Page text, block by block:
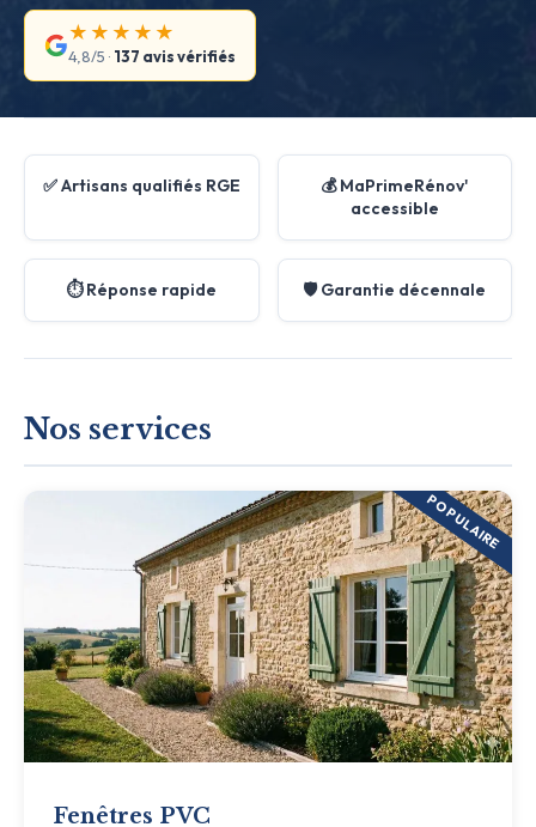
★★★★★
4,8/5 · 137 avis vérifiés
✅ Artisans qualifiés RGE
💰 MaPrimeRénov'
accessible
⏱️ Réponse rapide 🛡️ Garantie décennale
Nos services
POPULAIRE
Fenêtres PVC